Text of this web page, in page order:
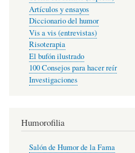
Artículos y ensayos
Diccionario del humor
Vis a vis (entrevistas)
Risoterapia
El bufón ilustrado
100 Consejos para hacer reír
Investigaciones
Humorofilia
Salón de Humor de la Fama